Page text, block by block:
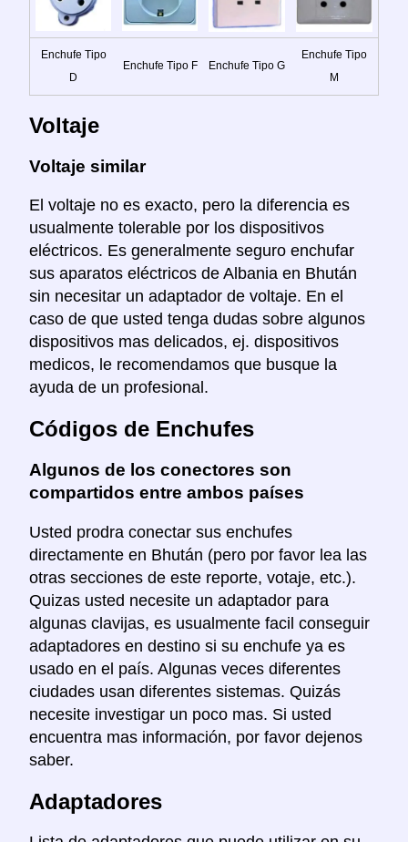
Enchufe Tipo
D
Enchufe Tipo F Enchufe Tipo G
Enchufe Tipo
M
Voltaje
Voltaje similar
El voltaje no es exacto, pero la diferencia es
usualmente tolerable por los dispositivos
eléctricos. Es generalmente seguro enchufar
sus aparatos eléctricos de Albania en Bhután
sin necesitar un adaptador de voltaje. En el
caso de que usted tenga dudas sobre algunos
dispositivos mas delicados, ej. dispositivos
medicos, le recomendamos que busque la
ayuda de un profesional.
Códigos de Enchufes
Algunos de los conectores son
compartidos entre ambos países
Usted prodra conectar sus enchufes
directamente en Bhután (pero por favor lea las
otras secciones de este reporte, votaje, etc.).
Quizas usted necesite un adaptador para
algunas clavijas, es usualmente facil conseguir
adaptadores en destino si su enchufe ya es
usado en el país. Algunas veces diferentes
ciudades usan diferentes sistemas. Quizás
necesite investigar un poco mas. Si usted
encuentra mas información, por favor dejenos
saber.
Adaptadores